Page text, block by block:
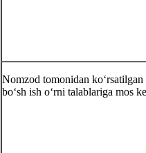
Nomzod tomonidan
boʻsh ish oʻrni talablariga mos